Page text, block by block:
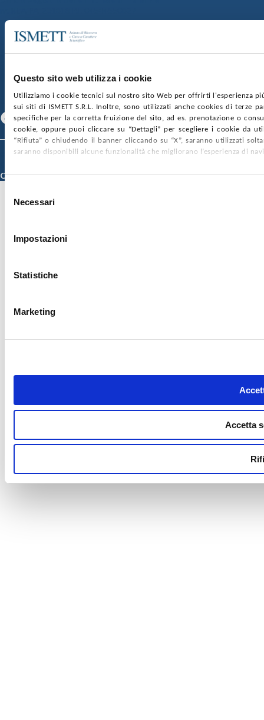
Questo sito web utilizza i cookie
Utilizziamo i cookie tecnici sul nostro sito Web per offrirti l'esperienza
sui siti di ISMETT S.R.L. Inoltre, sono utilizzati anche cookies di terze
specifiche per la corretta fruizione del sito, ad es. prenotazione o
cookie, oppure puoi cliccare su “Dettagli” per scegliere i cookie da
“Rifiuta” o chiudendo il banner cliccando su “X”, saranno utilizzati
saranno disponibili alcune funzionalità che migliorano l’esperienza di
delNecessari
Impostazioni
Statistiche
Marketing
Accetta
SOCIETÀ TRASPARENTE
GARE E CONTRATTIPRIVACYCOOKIE POLICY
CONTATTI
SEGUICI SU
Facebook Linkedin Youtube
© 2026 ISMETT (Istituto Mediterraneo per i Trapianti e Terapie ad Alta
Credits